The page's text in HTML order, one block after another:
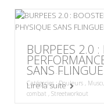
BURPEES 2.0 :
SANS
Catégories :Douleurs
combat
Streetworkout
Lire la suite